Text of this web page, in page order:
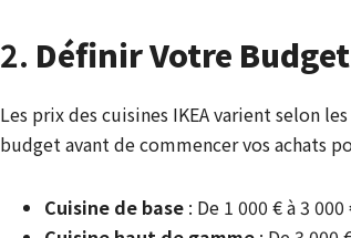
2. Définir Votre Budget
Les prix des cuisines IKEA varient selon
budget avant de commencer vos achats
Cuisine de base : De 1 000 € à 3 000